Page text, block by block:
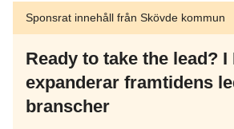
Sponsrat innehåll från Skövde kommun
Ready to take the lead? I
expanderar framtidens
branscher